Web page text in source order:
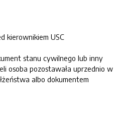
kierownikiem USC
stanu cywilnego lub inny
osoba pozostawała uprzednio w
albo dokumentem